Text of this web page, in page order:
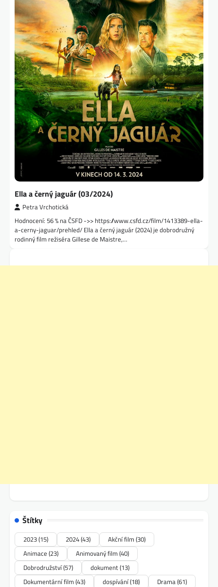
Ella a černý jaguár (03/2024)
Petra Vrchotická
Hodnocení: 56 % na ČSFD ->> https://www.csfd.cz/film/1413389-ella-
a-cerny-jaguar/prehled/ Ella a černý jaguár (2024) je dobrodružný
rodinný film režiséra Gillese de Maistre,…
Štítky
2023(15) 2024(43) Akční film (30)
Animace (23) Animovaný film (40)
Dobrodružství(57) dokument(13)
Dokumentární film (43) dospívání(18) Drama(61)